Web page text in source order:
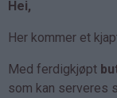
Hei,
Her kommer et
Med ferdigkjøpt
som kan serveres